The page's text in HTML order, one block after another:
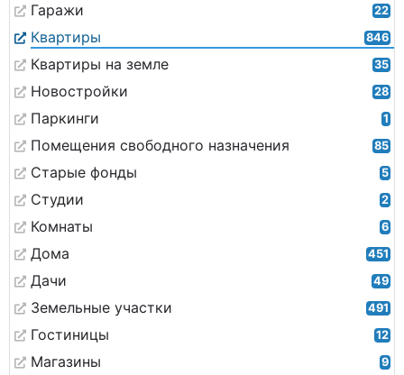
Гаражи 22
Квартиры 846
Квартиры на земле 35
Новостройки 28
Паркинги 1
Помещения свободного назначения 85
Старые фонды 5
Студии 2
Комнаты 6
Дома 451
Дачи 49
Земельные участки 491
Гостиницы 12
Магазины 9